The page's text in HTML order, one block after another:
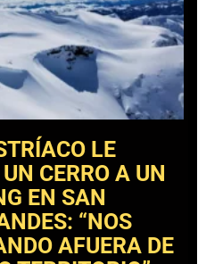
LE
CERRO A UN
EN SAN
“NOS
AFUERA DE